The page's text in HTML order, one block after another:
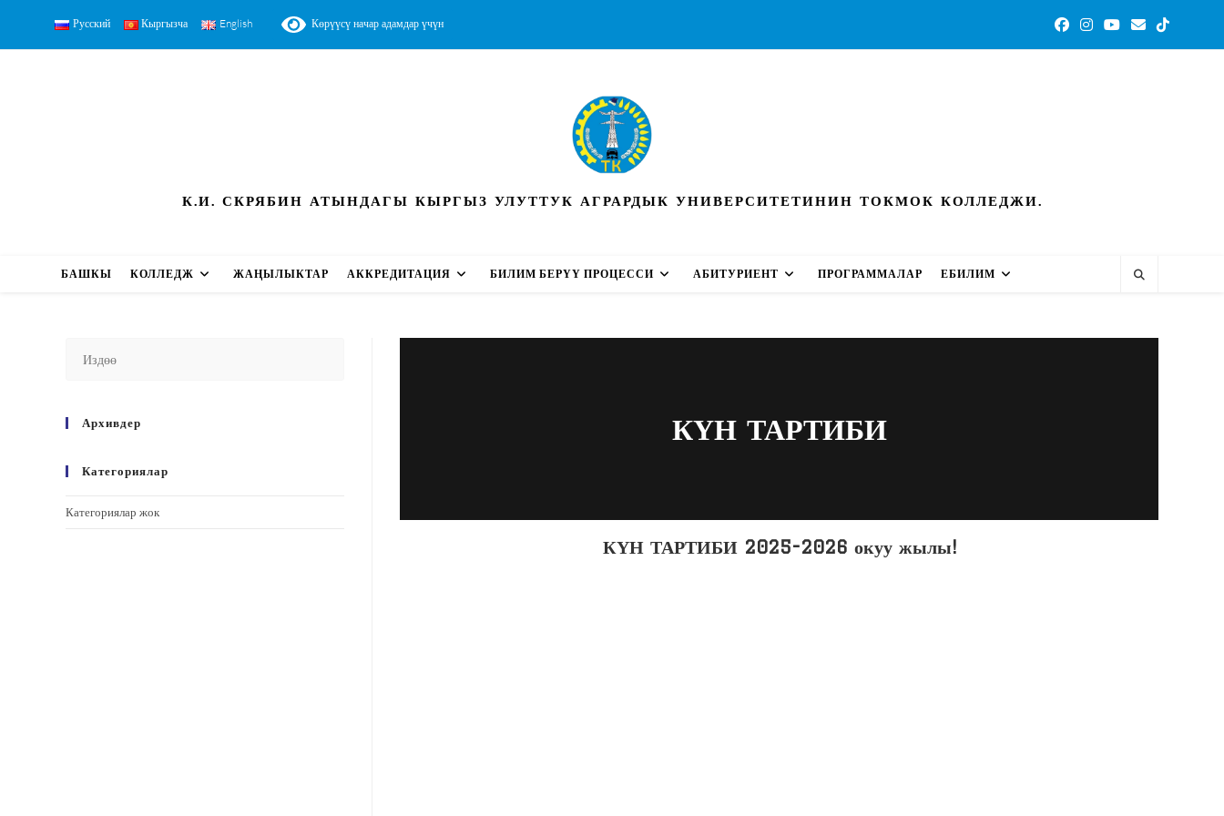
Русский Кыргызча English Көрүүсү начар адамдар үчүн
К.И. СКРЯБИН АТЫНДАГЫ КЫРГЫЗ УЛУТТУК АГРАРДЫК УНИВЕРСИТЕТИНИН ТОКМОК КОЛЛЕДЖИ.
БАШКЫ КОЛЛЕДЖ ЖАҢЫЛЫКТАР АККРЕДИТАЦИЯ БИЛИМ БЕРҮҮ ПРОЦЕССИ АБИТУРИЕНТ ПРОГРАММАЛАР ЕБИЛИМ
КҮН ТАРТИБИ
КҮН ТАРТИБИ 2025-2026 окуу жылы!
Архивдер
Категориялар
Категориялар жок